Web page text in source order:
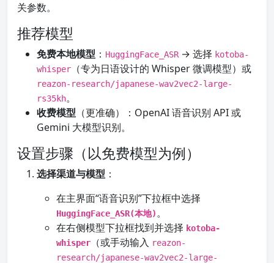
关参数。
推荐模型
免费本地模型 ： HuggingFace_ASR→ 选择 kotoba-
whisper
（专为日语设计的 Whisper 微调模型）或
reazon-research/japanese-wav2vec2-large-
rs35kh。
收费模型 （更准确）：OpenAI 语音识别 API 或
Gemini 大模型识别。
设置步骤（以免费模型为例）
选择渠道与模型 ：
在主界面“语音识别”下拉框中选择
HuggingFace_ASR(本地)。
在右侧模型下拉框找到并选择 kotoba-
whisper
（或手动输入 reazon-
research/japanese-wav2vec2-large-